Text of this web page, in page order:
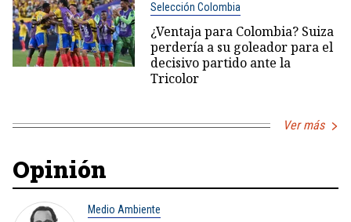
Selección Colombia
¿Ventaja para Colombia? Suiza
perdería a su goleador para el
decisivo partido ante la
Tricolor
Ver más
Opinión
Medio Ambiente